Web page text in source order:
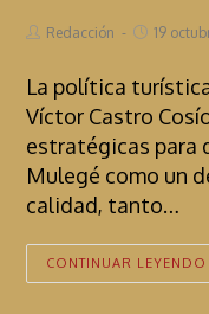
Redacción 19
La política
Víctor Castro
estratégicas para
Mulegé como un
calidad, tanto…
CONTINUAR LEYENDO